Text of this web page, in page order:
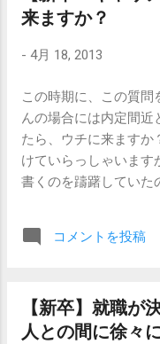
変わるかもしれない、
りません。今ブラック
性がつきます。 それ
ら先の人生がイージー
しなくていいの？」「
れるんですか？」「え
て？」ってな感じです
何らかしら必死にな
間違いありません。
打ちされた経験があ
だけ？それだけのため
来ますか？
- 4月 18, 2013
この時期に、この質問
んの場合には内定間近
たら、ウチに来ますか
けていらっしゃいま
書くのを躊躇していた
にいくつかの要素を
ん。新卒採用の場合
内定を出すかあらかじ
コメントを投稿
【新卒】就職が
人との間に徐々